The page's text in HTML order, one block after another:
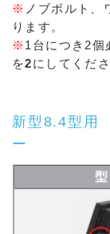
※ ノブボルト、
ります。
※ 1台につき2個
を2にしてくださ
新型8.4型用
ー